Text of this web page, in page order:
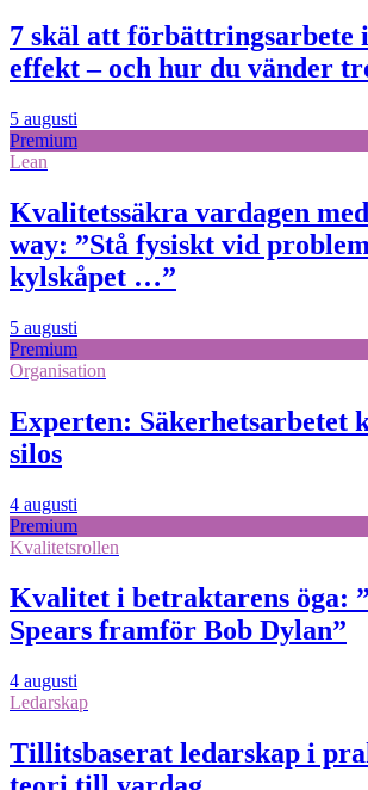
7 skäl att förbättringsarbete
effekt – och hur du vänder
5 augusti
Premium
Lean
Kvalitetssäkra vardagen
way: ”Stå fysiskt vid
kylskåpet …”
5 augusti
Premium
Organisation
Experten: Säkerhetsarbetet
silos
4 augusti
Premium
Kvalitetsrollen
Kvalitet i betraktarens öga:
Spears framför Bob Dylan”
4 augusti
Ledarskap
Tillitsbaserat ledarskap i